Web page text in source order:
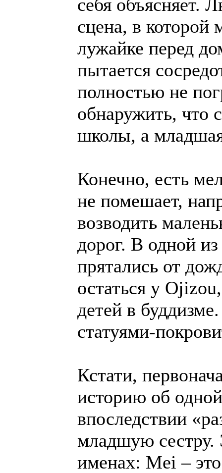
себя объясняет.
сцена, в
лужайке перед
пытается
полностью не
обнаружить, что
школы, а младшая
Конечно, есть
не помешает,
возводить
дорог. В одной
прятались от
остаться у
детей в
статуями-
Кстати,
историю об
впоследствии
младшую сестру.
именах: Мei –